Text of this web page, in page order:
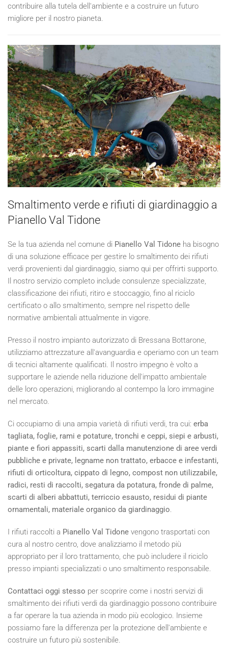
contribuire alla tutela dell'ambiente e a costruire un futuro
migliore per il nostro pianeta.
Smaltimento verde e rifiuti di giardinaggio a
Pianello Val Tidone
Se la tua azienda nel comune di Pianello Val Tidone ha bisogno
di una soluzione efficace per gestire lo smaltimento dei rifiuti
verdi provenienti dal giardinaggio, siamo qui per offrirti supporto.
Il nostro servizio completo include consulenze specializzate,
classificazione dei rifiuti, ritiro e stoccaggio, fino al riciclo
certificato o allo smaltimento, sempre nel rispetto delle
normative ambientali attualmente in vigore.
Presso il nostro impianto autorizzato di Bressana Bottarone,
utilizziamo attrezzature all'avanguardia e operiamo con un team
di tecnici altamente qualificati. Il nostro impegno è volto a
supportare le aziende nella riduzione dell'impatto ambientale
delle loro operazioni, migliorando al contempo la loro immagine
nel mercato.
Ci occupiamo di una ampia varietà di rifiuti verdi, tra cui: erba
tagliata, foglie, rami e potature, tronchi e ceppi, siepi e arbusti,
piante e fiori appassiti, scarti dalla manutenzione di aree verdi
pubbliche e private, legname non trattato, erbacce e infestanti,
rifiuti di orticoltura, cippato di legno, compost non utilizzabile,
radici, resti di raccolti, segatura da potatura, fronde di palme,
scarti di alberi abbattuti, terriccio esausto, residui di piante
ornamentali, materiale organico da giardinaggio.
I rifiuti raccolti a Pianello Val Tidone vengono trasportati con
cura al nostro centro, dove analizziamo il metodo più
appropriato per il loro trattamento, che può includere il riciclo
presso impianti specializzati o uno smaltimento responsabile.
Contattaci oggi stesso per scoprire come i nostri servizi di
smaltimento dei rifiuti verdi da giardinaggio possono contribuire
a far operare la tua azienda in modo più ecologico. Insieme
possiamo fare la differenza per la protezione dell'ambiente e
costruire un futuro più sostenibile.